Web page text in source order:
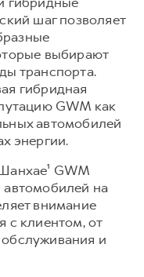
шаг позволяет
выбирают
транспорта.
гибридная
GWM как
автомобилей
энергии.
GWM
автомобилей на
внимание
с клиентом, от
и